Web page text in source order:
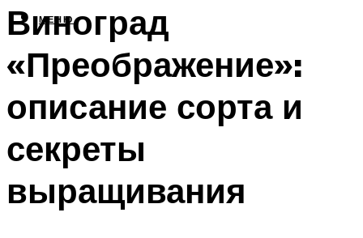
МЕНЮ
Виноград
«Преображение»:
описание сорта и
секреты
выращивания